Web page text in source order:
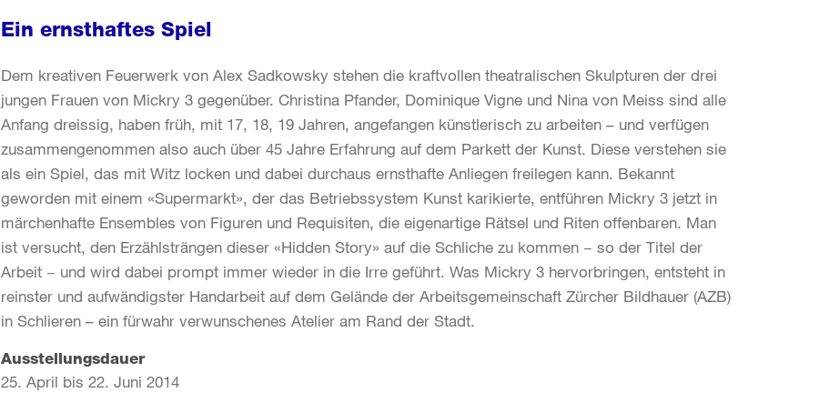
Ein ernsthaftes Spiel
Dem kreativen Feuerwerk von Alex Sadkowsky stehen die kraftvollen theatralischen Skulpturen der drei
jungen Frauen von Mickry 3 gegenüber. Christina Pfander, Dominique Vigne und Nina von Meiss sind alle
Anfang dreissig, haben früh, mit 17, 18, 19 Jahren, angefangen künstlerisch zu arbeiten – und verfügen
zusammengenommen also auch über 45 Jahre Erfahrung auf dem Parkett der Kunst. Diese verstehen sie
als ein Spiel, das mit Witz locken und dabei durchaus ernsthafte Anliegen freilegen kann. Bekannt
geworden mit einem «Supermarkt», der das Betriebssystem Kunst karikierte, entführen Mickry 3 jetzt in
märchenhafte Ensembles von Figuren und Requisiten, die eigenartige Rätsel und Riten offenbaren. Man
ist versucht, den Erzählsträngen dieser «Hidden Story» auf die Schliche zu kommen − so der Titel der
Arbeit − und wird dabei prompt immer wieder in die Irre geführt. Was Mickry 3 hervorbringen, entsteht in
reinster und aufwändigster Handarbeit auf dem Gelände der Arbeitsgemeinschaft Zürcher Bildhauer (AZB)
in Schlieren – ein fürwahr verwunschenes Atelier am Rand der Stadt.
Ausstellungsdauer
25. April bis 22. Juni 2014